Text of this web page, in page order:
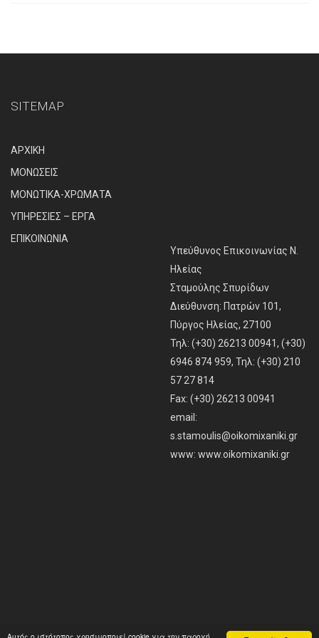
SITEMAP
ΑΡΧΙΚΗ
ΜΟΝΩΣΕΙΣ
ΜΟΝΩΤΙΚΑ-ΧΡΩΜΑΤΑ
ΥΠΗΡΕΣΙΕΣ – ΕΡΓΑ
ΕΠΙΚΟΙΝΩΝΙΑ
Υπεύθυνος Επικοινωνίας Ν.
Ηλείας
Σταμούλης Σπυρίδων
Διεύθυνση: Πατρών 101,
Πύργος Ηλείας, 27100
Τηλ: (+30) 26213 00941, (+30)
6946 874 959, Τηλ: (+30) 210
57 27 814
Fax: (+30) 26213 00941
email:
s.stamoulis@oikomixaniki.gr
www: www.oikomixaniki.gr